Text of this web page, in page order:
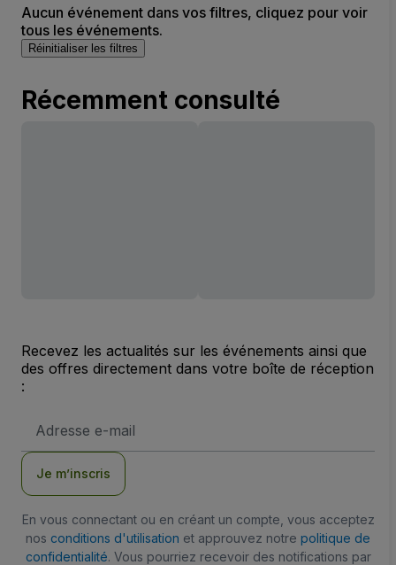
Aucun événement dans vos filtres, cliquez pour voir
tous les événements.
Réinitialiser les filtres
Récemment consulté
Recevez les actualités sur les événements ainsi que
des offres directement dans votre boîte de réception
:
e-
Je m’inscris
En vous connectant ou en créant un compte, vous acceptez
nos conditions d'utilisation et approuvez notre politique de
confidentialité. Vous pourriez recevoir des notifications par